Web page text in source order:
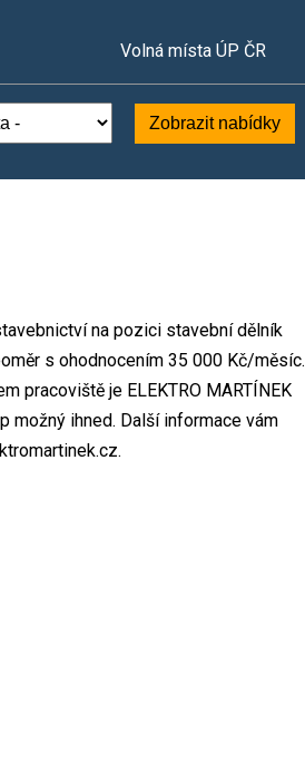
Volná místa ÚP ČR
Zobrazit nabídky
na pozici stavební dělník
s ohodnocením 35 000 Kč/měsíc.
pracoviště je ELEKTRO MARTÍNEK
možný ihned. Další informace vám